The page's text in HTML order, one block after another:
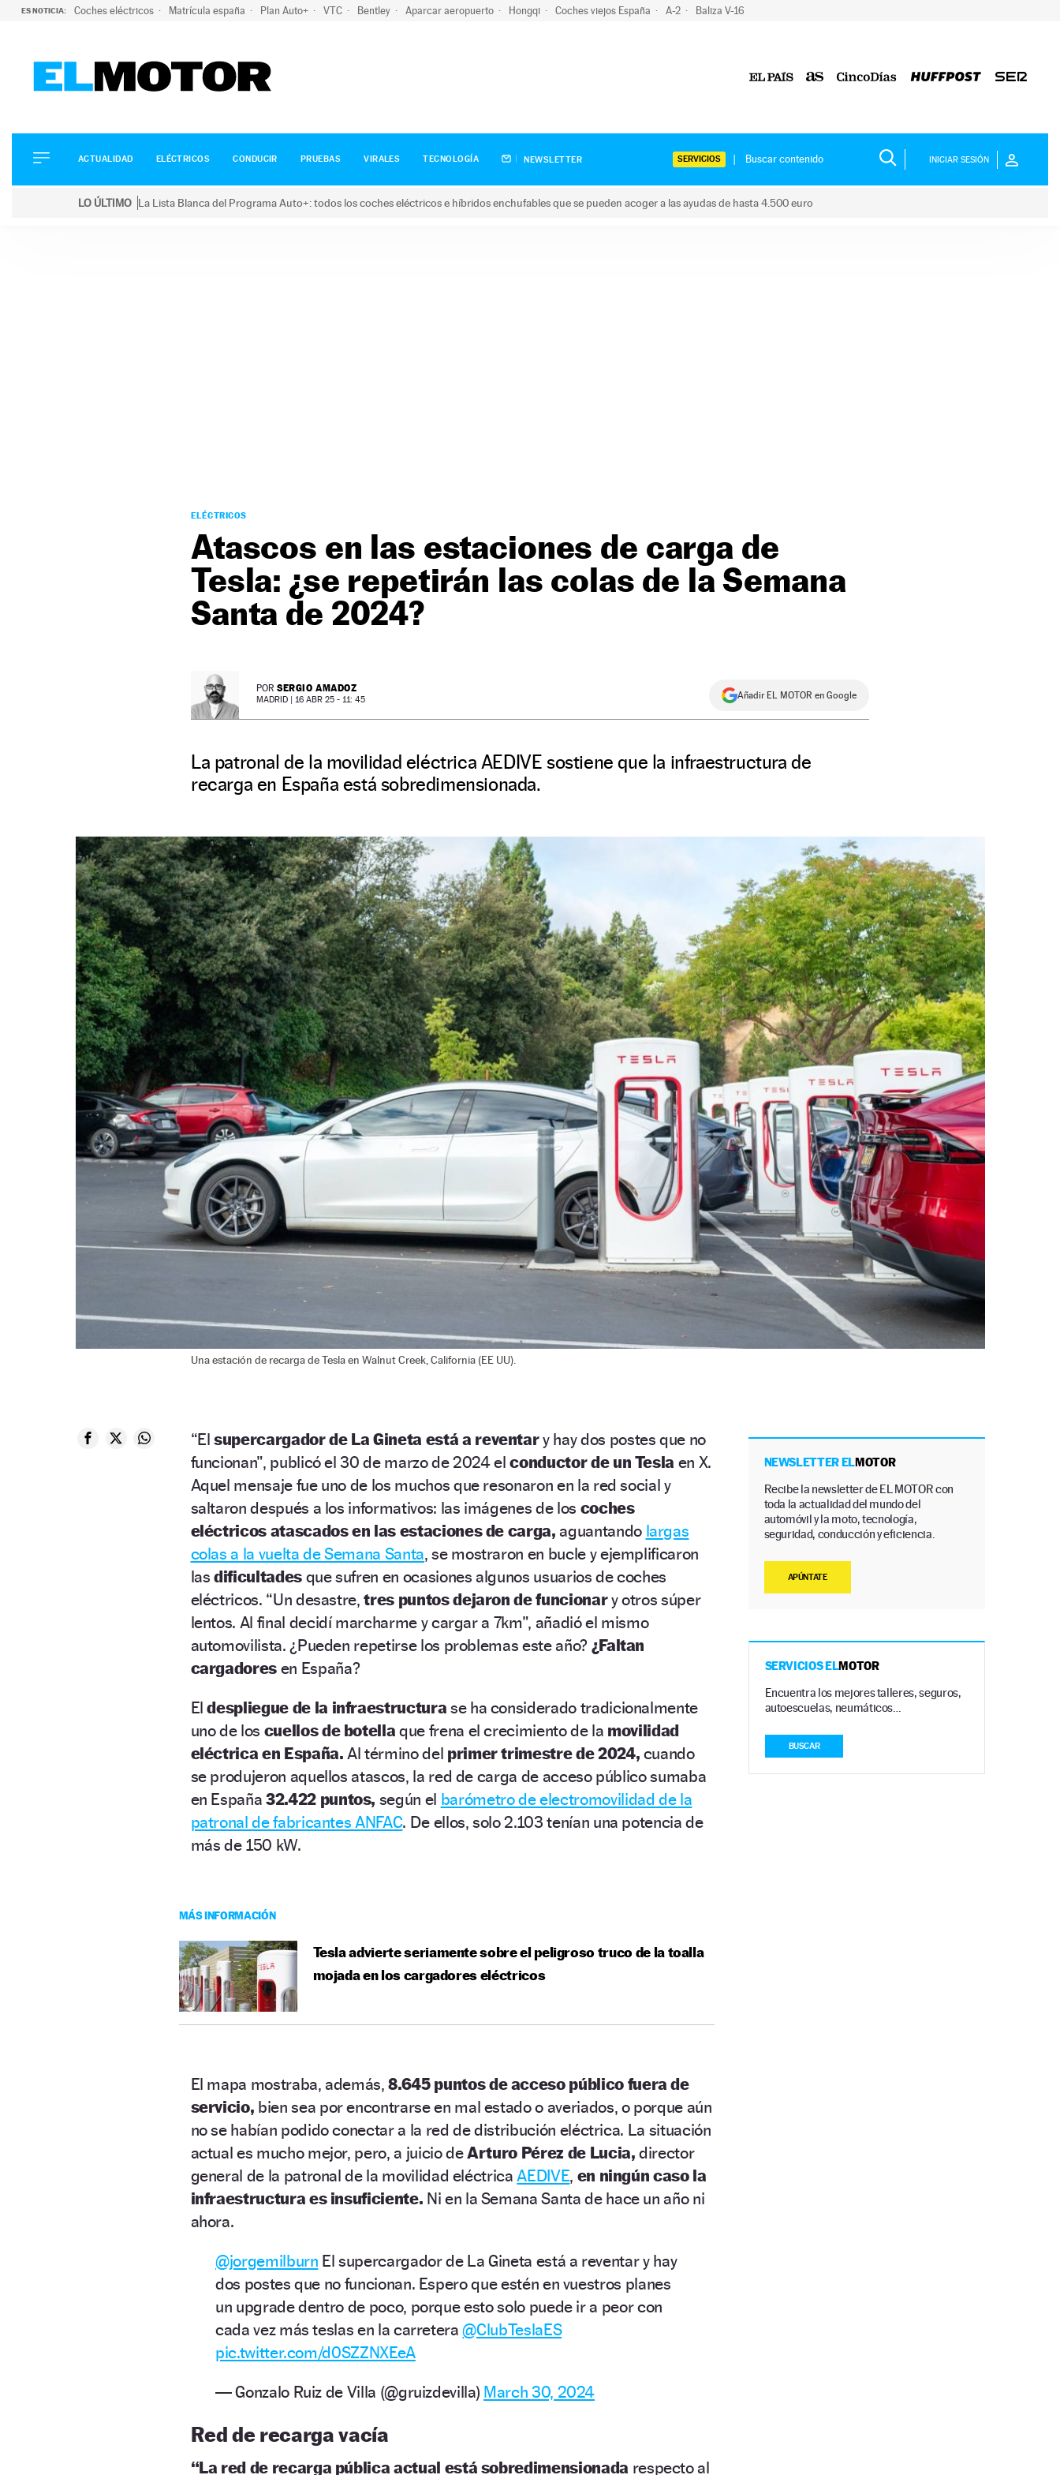
ES NOTICIA: Coches eléctricos Matrícula españa Plan Auto+ VTC Bentley Aparcar aeropuerto Hongqi Coches viejos España A-2 Baliza V-16
ELÉCTRICOS
CONDUCIR
ACTUALIDAD ELÉCTRICOS CONDUCIR PRUEBAS VIRALES TECNOLOGÍA NEWSLETTER SERVICIOS INICIAR SESIÓN
LO ÚLTIMO La Lista Blanca del Programa Auto+: todos los coches eléctricos e híbridos enchufables que se pueden acoger a las ayudas de hasta 4.500 euro
ELÉCTRICOS
Atascos en las estaciones de carga de
Tesla: ¿se repetirán las colas de la Semana
Santa de 2024?
POR SERGIO AMADOZ
MADRID | 16 ABR 25 - 11: 45 Añadir EL MOTOR en Google
La patronal de la movilidad eléctrica AEDIVE sostiene que la infraestructura de
recarga en España está sobredimensionada.
Una estación de recarga de Tesla en Walnut Creek, California (EE UU).
“Elsupercargador de La Gineta está a reventary hay dos postes que no
funcionan”, publicó el 30 de marzo de 2024 elconductor de un Tesla en X.
Aquel mensaje fue uno de los muchos que resonaron en la red social y
saltaron después a los informativos: las imágenes de los coches
eléctricos atascados en las estaciones de carga, aguantando largas
colas a la vuelta de Semana Santa, se mostraron en bucle y ejemplificaron
lasdificultadesque sufren en ocasiones algunos usuarios de coches
eléctricos. “Un desastre,tres puntos dejaron de funcionary otros súper
lentos. Al final decidí marcharme y cargar a 7km”, añadió el mismo
automovilista. ¿Pueden repetirse los problemas este año? ¿Faltan
cargadores en España?
Eldespliegue de la infraestructura se ha considerado tradicionalmente
uno de los cuellos de botella que frena el crecimiento de la movilidad
eléctrica en España. Al término del primer trimestre de 2024, cuando
se produjeron aquellos atascos, la red de carga de acceso público sumaba
en España 32.422 puntos, según el barómetro de electromovilidad de la
patronal de fabricantes ANFAC. De ellos, solo 2.103 tenían una potencia de
más de 150 kW.
MÁS INFORMACIÓN
Tesla advierte seriamente sobre el peligroso truco de la toalla
mojada en los cargadores eléctricos
El mapa mostraba, además,8.645 puntos de acceso público fuera de
servicio, bien sea por encontrarse en mal estado o averiados, o porque aún
no se habían podido conectar a la red de distribución eléctrica. La situación
actual es mucho mejor, pero, a juicio deArturo Pérez de Lucia, director
general de la patronal de la movilidad eléctrica AEDIVE, en ningún caso la
infraestructura es insuficiente. Ni en la Semana Santa de hace un año ni
ahora.
@jorgemilburn El supercargador de La Gineta está a reventar y hay
dos postes que no funcionan. Espero que estén en vuestros planes
un upgrade dentro de poco, porque esto solo puede ir a peor con
cada vez más teslas en la carretera@ClubTeslaES
pic.twitter.com/d0SZZNXEeA
— Gonzalo Ruiz de Villa (@gruizdevilla) March 30, 2024
Red de recarga vacía
“La red de recarga pública actual está sobredimensionada respecto al
NEWSLETTER ELMOTOR
Recibe la newsletter de EL MOTOR con
toda la actualidad del mundo del
automóvil y la moto, tecnología,
seguridad, conducción y eficiencia.
APÚNTATE
SERVICIOS ELMOTOR
Encuentra los mejores talleres, seguros,
autoescuelas, neumáticos…
BUSCAR